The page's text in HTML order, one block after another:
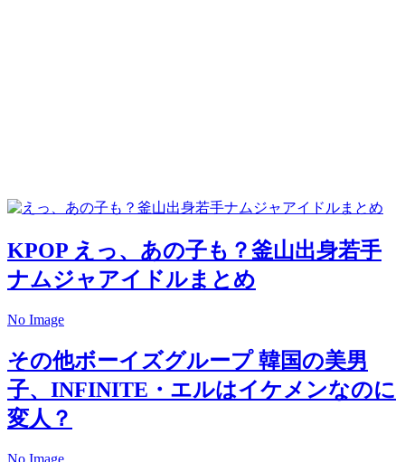
KPOP えっ、あの子も？釜山出身若手
ナムジャアイドルまとめ
No Image
その他ボーイズグループ韓国の美男
子、INFINITE・エルはイケメンなのに
変人？
No Image